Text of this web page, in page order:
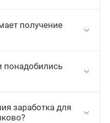
получение
понадобились
заработка для